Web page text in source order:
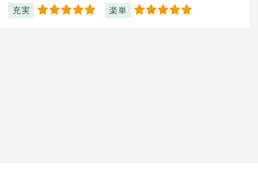
充実 5 楽単 5